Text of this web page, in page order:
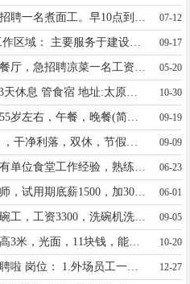
07-12
招聘岗位：快递员 一、工作区域： 主要服务于建设路以西、朝阳街以南、龙城街以北片区。 二、岗位职责： 负责指定区域内的快递包裹收取。 三、薪资福利：· 计件工资制，多劳多得，提供有竞争力的薪酬水平。 四、任职资格： 1. 能熟练驾驶三轮电动车，持有相应驾驶证者优先； 2. 能熟练操作智能手机，用于扫码、通讯及导航； 3. 身体健康，吃苦耐劳，有责任心。 五、招聘人数： 20人（额满即止） 有意者请尽快联系，期待您的加入！电话:17303418767 09-17
05-20
10-30
急聘：食堂女帮厨，年龄55岁左右，午餐，晚餐(简餐)。每月工资(2500元—3000元)。月休四天，要求会蒸馒头， 地址：太原长治路学府街口北，中诺口腔医院。 联系电话：15035452918.(吴厨师)。 09-19
09-09
06-23
服装城，快剪店招聘发型师，试用期底薪1500，加30%提成 电话18734166131 06-01
小井峪火锅店招聘一名洗碗工，工资3300，洗碗机洗，月休三天，包食宿。 每月15日发放工资。电话13754898232 09-05
榆次锅村附近围墙抹灰，高3米，光面，11块钱，能干明天上人，看活的不要打电话了，工具都有，光去人，还有400来平米，13832042488 10-20
今度烘焙太行悦泉苑店招聘啦 岗位： 1.外场员工一名 2.西点裱花师两名有经验者薪资面议 电话：17735159679 12-27